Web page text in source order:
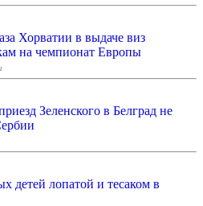
Хорватии в выдаче виз
на чемпионат Европы
Зеленского в Белград не
детей лопатой и тесаком в